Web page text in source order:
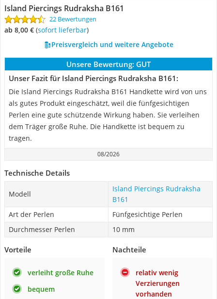
Island Piercings Rudraksha B161
22 Bewertungen
ab 8,00 € ( Sofort lieferbar)
Preisvergleich und weitere Angebote
Unsere Bewertung: GUT
Unser Fazit für Island Piercings Rudraksha B161:
Die Island Piercings Rudraksha B161 Handkette wird von uns
als gutes Produkt eingeschätzt, weil die fünfgesichtigen
Perlen eine gute schützende Wirkung haben. Sie verleihen
dem Träger große Ruhe. Die Handkette ist bequem zu
tragen.
08/2026
Technische Details
Modell
Island Piercings Rudraksha
B161
Art der Perlen
Fünfgesichtige Perlen
Durchmesser Perlen
10 mm
Vorteile
verleiht große Ruhe
bequem
Nachteile
relativ wenig
Verzierungen
vorhanden